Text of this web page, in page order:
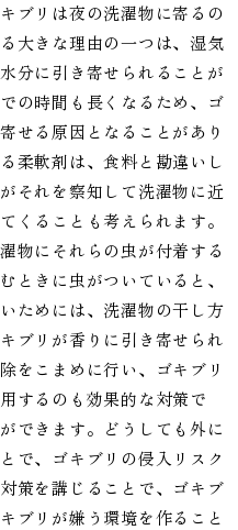
ブリは夜の洗濯物に寄るの
大きな理由の一つは、湿気
分に引き寄せられることが
の時間も長くなるため、ゴ
せる原因となることがあり
柔軟剤は、食料と勘違いし
それを察知して洗濯物に近
くることも考えられます。
物にそれらの虫が付着する
ときに虫がついていると、
ためには、洗濯物の干し方
ブリが香りに引き寄せられ
をこまめに行い、ゴキブリ
するのも効果的な対策で
できます。どうしても外に
で、ゴキブリの侵入リスク
策を講じることで、ゴキブ
ブリが嫌う環境を作ること